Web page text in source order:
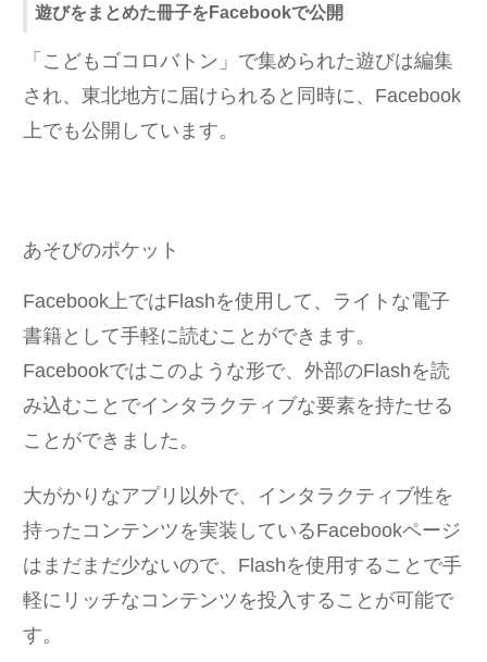
遊びをまとめた冊子をFacebookで公開
「こどもゴコロバトン」で集められた遊びは編集
され、東北地方に届けられると同時に、Facebook
上でも公開しています。
あそびのポケット
Facebook上ではFlashを使用して、ライトな電子
書籍として手軽に読むことができます。
Facebookではこのような形で、外部のFlashを読
み込むことでインタラクティブな要素を持たせる
ことができました。
大がかりなアプリ以外で、インタラクティブ性を
持ったコンテンツを実装しているFacebookページ
はまだまだ少ないので、Flashを使用することで手
軽にリッチなコンテンツを投入することが可能で
す。